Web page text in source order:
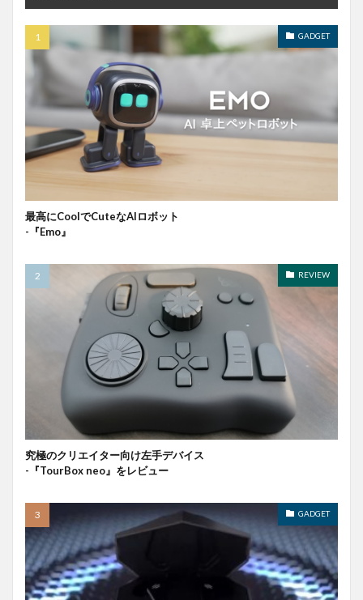
GADGET
最高にCoolでCuteなAIロボット
-『Emo』
REVIEW
究極のクリエイター向け左手デバイス
-『TourBox neo』をレビュー
GADGET